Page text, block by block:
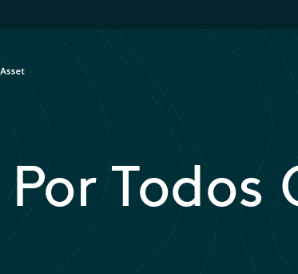
Todos